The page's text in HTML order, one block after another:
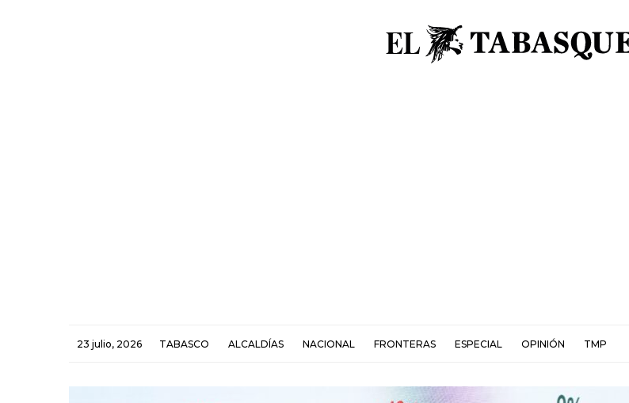
23 julio, 2026 TABASCO ALCALDÍAS NACIONAL FRONTERAS ESPECIAL OPINIÓN TMP